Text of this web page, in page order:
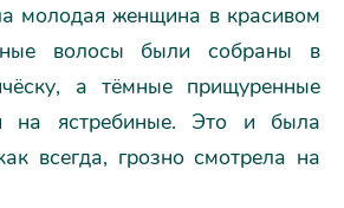
молодая женщина в красивом
волосы были собраны в
а тёмные прищуренные
на ястребиные. Это и была
всегда, грозно смотрела на